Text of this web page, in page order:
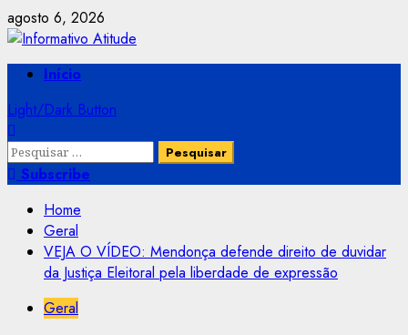
Skip
to
content
agosto 6, 2026
PrimaryInício
Light/Dark Button
Pesquisar
por:Subscribe
Home
Geral
VEJA O VÍDEO: Mendonça defende direito de duvidar
da Justiça Eleitoral pela liberdade de expressão
Geral